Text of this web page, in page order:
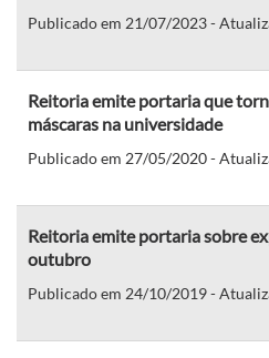
Publicado em 21/07/2023 -
Reitoria emite portaria que
máscaras na universidade
Publicado em 27/05/2020 -
Reitoria emite portaria sobre
outubro
Publicado em 24/10/2019 -